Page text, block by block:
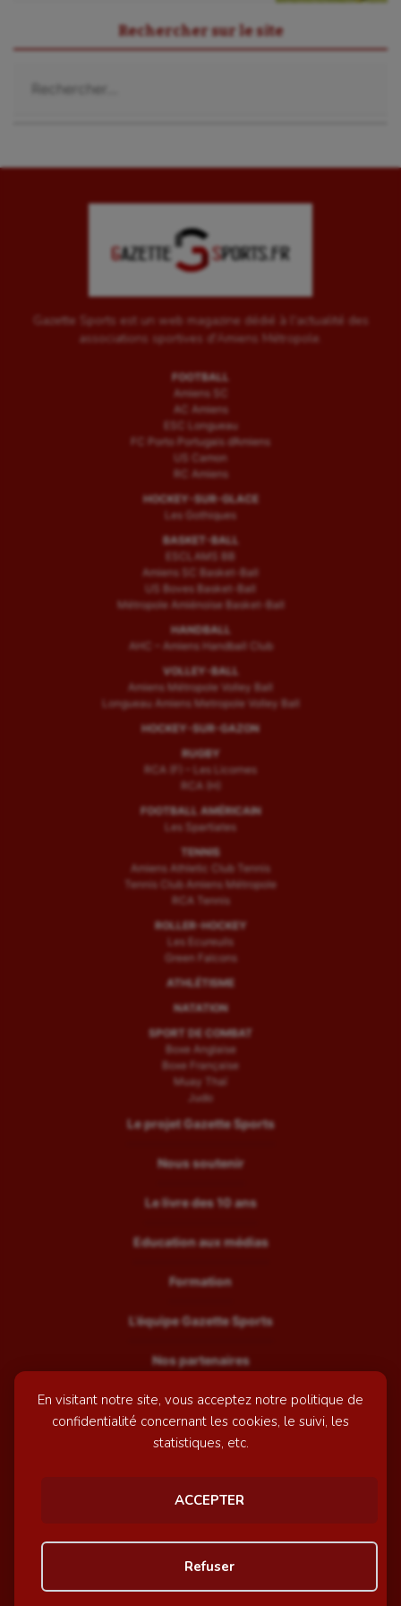
En visitant notre site, vous acceptez notre politique de
confidentialité concernant les cookies, le suivi, les
statistiques, etc.
ACCEPTER
Refuser
Sport-santé
Tir
Tir à l'arc
Ultimate frisbee
UNSS
Rechercher sur le site
Gazette Sports est un web magazine dédié à l'actualité des
associations sportives d'Amiens Métropole.
FOOTBALL
Amiens SC
AC Amiens
ESC Longueau
FC Porto Portugais d’Amiens
US Camon
RC Amiens
HOCKEY-SUR-GLACE
Les Gothiques
BASKET-BALL
ESCLAMS BB
Amiens SC Basket-Ball
US Boves Basket-Ball
Métropole Amiénoise Basket-Ball
HANDBALL
AHC – Amiens Handball Club
VOLLEY-BALL
Amiens Métropole Volley Ball
Longueau Amiens Metropole Volley Ball
HOCKEY-SUR-GAZON
RUGBY
RCA (F) – Les Licornes
RCA (H)
FOOTBALL AMÉRICAIN
Les Spartiates
TENNIS
Amiens Athletic Club Tennis
Tennis Club Amiens Métropole
RCA Tennis
ROLLER-HOCKEY
Les Ecureuils
Green Falcons
ATHLÉTISME
NATATION
SPORT DE COMBAT
Boxe Anglaise
Boxe Française
Muay Thaï
Judo
Le projet Gazette Sports
Nous soutenir
Le livre des 10 ans
Education aux médias
Formation
L’équipe Gazette Sports
Nos partenaires
Recrutement
Mentions légales
© GazetteSports - 2026 | Site internet réalisé par
Awelty